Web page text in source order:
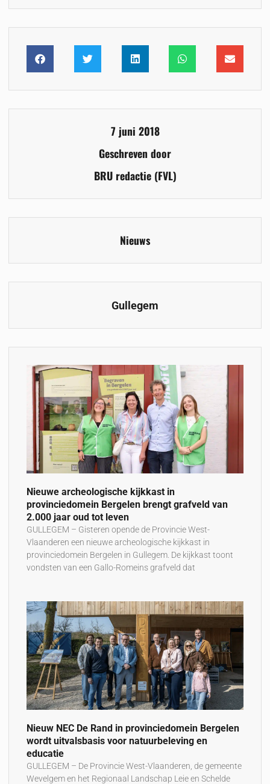
7 juni 2018
Geschreven door
BRU redactie (FVL)
Nieuws
Gullegem
Nieuwe archeologische kijkkast in
provinciedomein Bergelen brengt grafveld van
2.000 jaar oud tot leven
GULLEGEM – Gisteren opende de Provincie West-
Vlaanderen een nieuwe archeologische kijkkast in
provinciedomein Bergelen in Gullegem. De kijkkast toont
vondsten van een Gallo-Romeins grafveld dat
Nieuw NEC De Rand in provinciedomein Bergelen
wordt uitvalsbasis voor natuurbeleving en
educatie
GULLEGEM – De Provincie West-Vlaanderen, de gemeente
Wevelgem en het Regionaal Landschap Leie en Schelde